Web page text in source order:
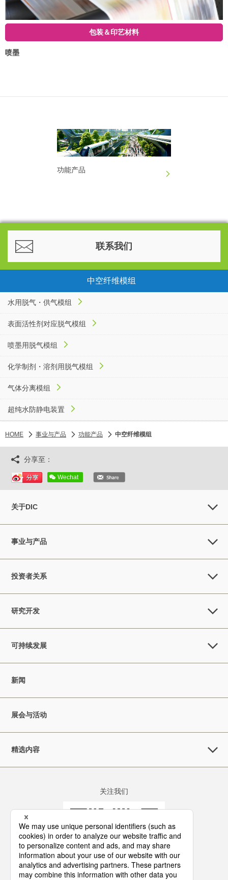
包装＆印艺材料
喷墨
功能产品
联系我们
中空纤维模组
水用脱气・供气模组
表面活性剂对应脱气模组
喷墨用脱气模组
化学制剂・溶剂用脱气模组
气体分离模组
超纯水防静电装置
HOME 事业与产品 功能产品 中空纤维模组
分享至：
Wechat
关于DIC
事业与产品
投资者关系
研究开发
可持续发展
新闻
展会与活动
精选内容
关注我们